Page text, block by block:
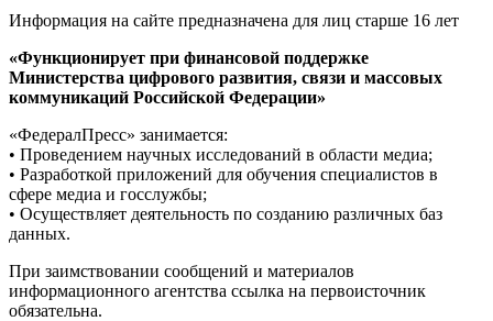
Информация на сайте предназначена для лиц старше 16 лет
«Функционирует при финансовой поддержке
Министерства цифрового развития, связи и массовых
коммуникаций Российской Федерации»
«ФедералПресс» занимается:
• Проведением научных исследований в области медиа;
• Разработкой приложений для обучения специалистов в
сфере медиа и госслужбы;
• Осуществляет деятельность по созданию различных баз
данных.
При заимствовании сообщений и материалов
информационного агентства ссылка на первоисточник
обязательна.